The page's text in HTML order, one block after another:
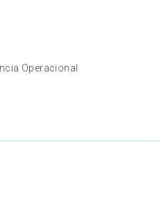
Operacional